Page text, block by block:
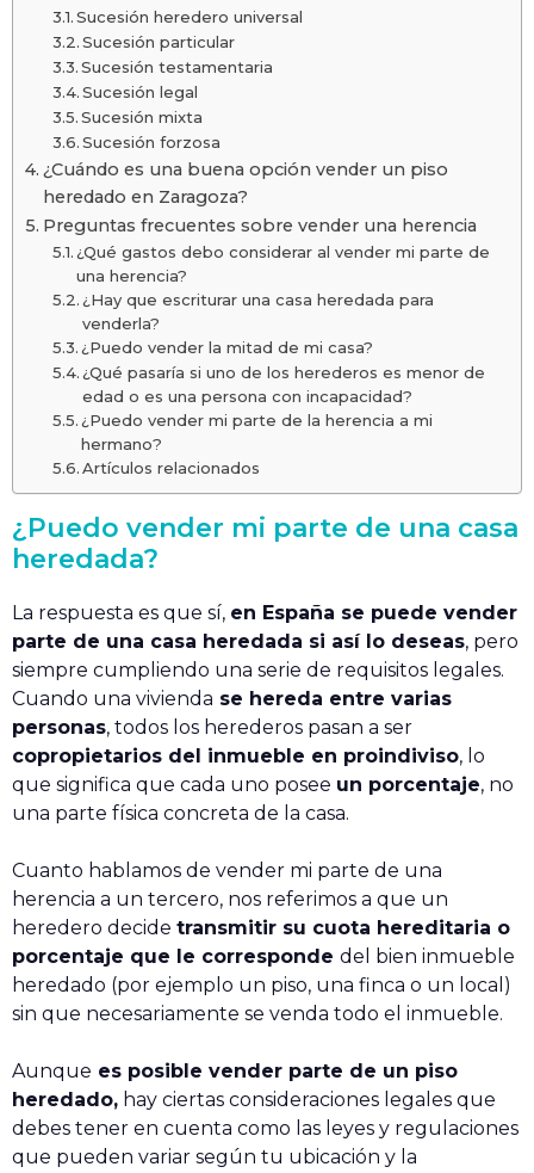
Sucesión heredero universal
Sucesión particular
Sucesión testamentaria
Sucesión legal
Sucesión mixta
Sucesión forzosa
¿Cuándo es una buena opción vender un piso
heredado en Zaragoza?
Preguntas frecuentes sobre vender una herencia
¿Qué gastos debo considerar al vender mi parte de
una herencia?
¿Hay que escriturar una casa heredada para
venderla?
¿Puedo vender la mitad de mi casa?
¿Qué pasaría si uno de los herederos es menor de
edad o es una persona con incapacidad?
¿Puedo vender mi parte de la herencia a mi
hermano?
Artículos relacionados
¿Puedo vender mi parte de una casa
heredada?
La respuesta es que sí, en España se puede vender
parte de una casa heredada si así lo deseas, pero
siempre cumpliendo una serie de requisitos legales.
Cuando una vivienda se hereda entre varias
personas, todos los herederos pasan a ser
copropietarios del inmueble en proindiviso, lo
que significa que cada uno posee un porcentaje, no
una parte física concreta de la casa.
Cuanto hablamos de vender mi parte de una
herencia a un tercero, nos referimos a que un
heredero decide transmitir su cuota hereditaria o
porcentaje que le corresponde del bien inmueble
heredado (por ejemplo un piso, una finca o un local)
sin que necesariamente se venda todo el inmueble.
Aunque es posible vender parte de un piso
heredado, hay ciertas consideraciones legales que
debes tener en cuenta como las leyes y regulaciones
que pueden variar según tu ubicación y la